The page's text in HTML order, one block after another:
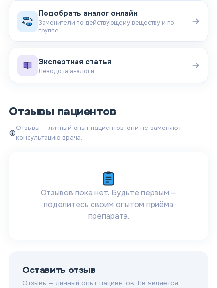
Подобрать аналог онлайн
Заменители по действующему веществу и по
группе
Экспертная статья
Леводопа аналоги
Отзывы пациентов
Отзывы — личный опыт пациентов, они не заменяют
консультацию врача.
Отзывов пока нет. Будьте первым —
поделитесь своим опытом приёма
препарата.
Оставить отзыв
Отзывы — личный опыт пациентов. Не является